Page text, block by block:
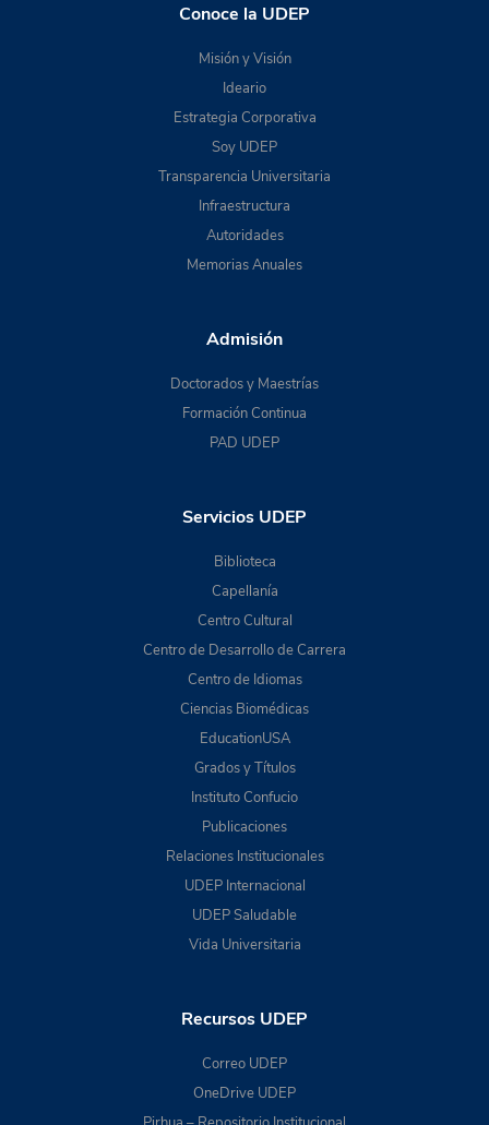
Conoce la UDEP
Misión y Visión
Ideario
Estrategia Corporativa
Soy UDEP
Transparencia Universitaria
Infraestructura
Autoridades
Memorias Anuales
Admisión
Doctorados y Maestrías
Formación Continua
PAD UDEP
Servicios UDEP
Biblioteca
Capellanía
Centro Cultural
Centro de Desarrollo de Carrera
Centro de Idiomas
Ciencias Biomédicas
EducationUSA
Grados y Títulos
Instituto Confucio
Publicaciones
Relaciones Institucionales
UDEP Internacional
UDEP Saludable
Vida Universitaria
Recursos UDEP
Correo UDEP
OneDrive UDEP